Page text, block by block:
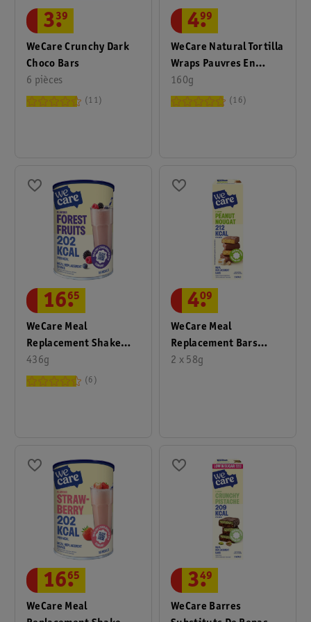
WeCare Crunchy Dark
Choco Bars
6 pièces
3.
39
11
WeCare Natural Tortilla
Wraps Pauvres En
Glucides
160g
4.
99
16
WeCare Meal
Replacement Shake
Forest Fruits
436g
16.
65
6
WeCare Meal
Replacement Bars
Peanut Nougat
2 x 58g
4.
09
WeCare Meal
16.
65
WeCare Barres
3.
49